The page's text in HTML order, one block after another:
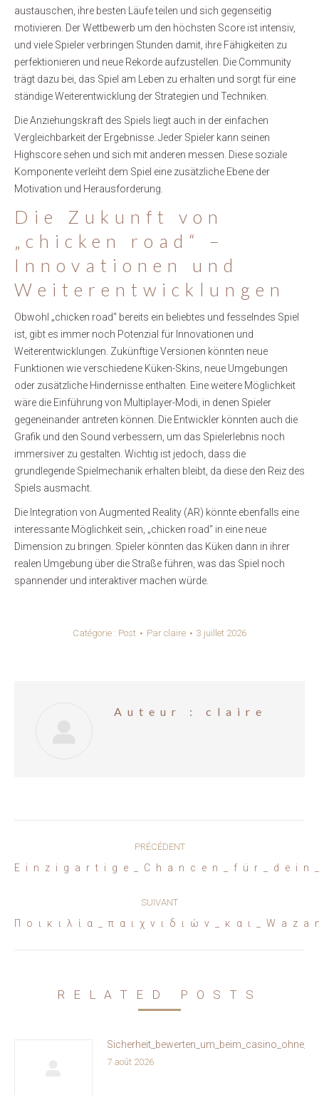
austauschen, ihre besten Läufe teilen und sich gegenseitig
motivieren. Der Wettbewerb um den höchsten Score ist intensiv,
und viele Spieler verbringen Stunden damit, ihre Fähigkeiten zu
perfektionieren und neue Rekorde aufzustellen. Die Community
trägt dazu bei, das Spiel am Leben zu erhalten und sorgt für eine
ständige Weiterentwicklung der Strategien und Techniken.
Die Anziehungskraft des Spiels liegt auch in der einfachen
Vergleichbarkeit der Ergebnisse. Jeder Spieler kann seinen
Highscore sehen und sich mit anderen messen. Diese soziale
Komponente verleiht dem Spiel eine zusätzliche Ebene der
Motivation und Herausforderung.
Die Zukunft von
„chicken road“ –
Innovationen und
Weiterentwicklungen
Obwohl „chicken road“ bereits ein beliebtes und fesselndes Spiel
ist, gibt es immer noch Potenzial für Innovationen und
Weiterentwicklungen. Zukünftige Versionen könnten neue
Funktionen wie verschiedene Küken-Skins, neue Umgebungen
oder zusätzliche Hindernisse enthalten. Eine weitere Möglichkeit
wäre die Einführung von Multiplayer-Modi, in denen Spieler
gegeneinander antreten können. Die Entwickler könnten auch die
Grafik und den Sound verbessern, um das Spielerlebnis noch
immersiver zu gestalten. Wichtig ist jedoch, dass die
grundlegende Spielmechanik erhalten bleibt, da diese den Reiz des
Spiels ausmacht.
Die Integration von Augmented Reality (AR) könnte ebenfalls eine
interessante Möglichkeit sein, „chicken road“ in eine neue
Dimension zu bringen. Spieler könnten das Küken dann in ihrer
realen Umgebung über die Straße führen, was das Spiel noch
spannender und interaktiver machen würde.
Catégorie : Post Par claire 3 juillet 2026
Auteur : claire
PRÉCÉDENT
Article
:
SUIVANT
Article
RELATED POSTS
7 août 2026